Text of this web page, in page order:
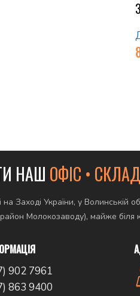
НАШ ОФІС • СКЛАД
Заході України, у Волинській
Молокозаводу), майже
902 7961
863 9400